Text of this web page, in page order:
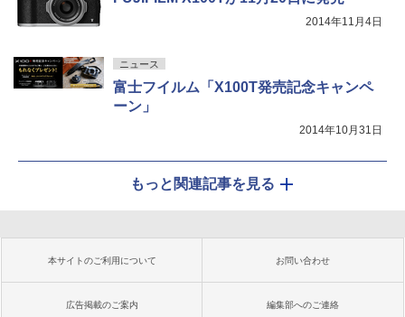
2014年11月4日
ニュース
富士フイルム「X100T発売記念キャンペ
ーン」
2014年10月31日
もっと関連記事を見る
本サイトのご利用について お問い合わせ
広告掲載のご案内 編集部へのご連絡